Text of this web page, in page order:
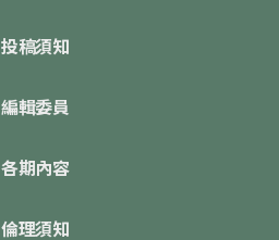
投稿須知
編輯委員
各期內容
倫理須知